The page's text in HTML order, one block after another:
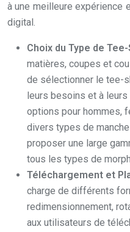
à une meilleure expérience
digital.
Choix du Type de
matières, coupes et
de sélectionner le tee-
leurs besoins et à
options pour hommes,
divers types de
proposer une large
tous les types de
Téléchargement et
charge de différents
redimensionnement,
aux utilisateurs de